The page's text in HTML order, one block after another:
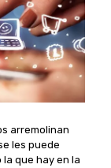
arremolinan
les puede
que hay en la